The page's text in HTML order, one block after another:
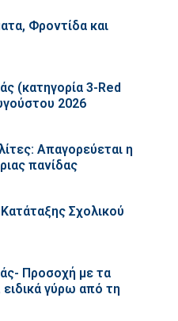
Φροντίδα και
(κατηγορία 3-Red
2026
Απαγορεύεται η
πανίδας
Σχολικού
Προσοχή με τα
γύρω από τη